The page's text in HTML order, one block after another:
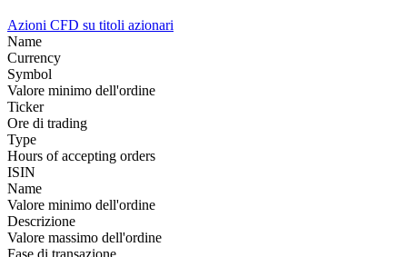
Azioni CFD su titoli azionari
Name
Currency
Symbol
Valore minimo dell'ordine
Ticker
Ore di trading
Type
Hours of accepting orders
ISIN
Name
Valore minimo dell'ordine
Descrizione
Valore massimo dell'ordine